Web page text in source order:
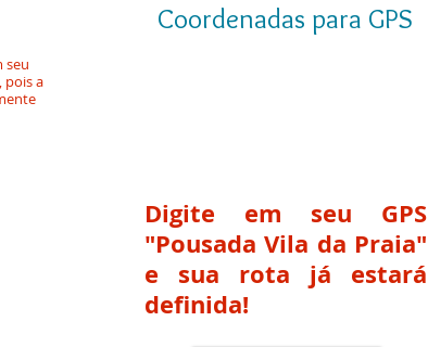
seu
pois a
Coordenadas para GPS
Digite em seu GPS
"Pousada Vila da Praia"
e sua rota já estará
definida!